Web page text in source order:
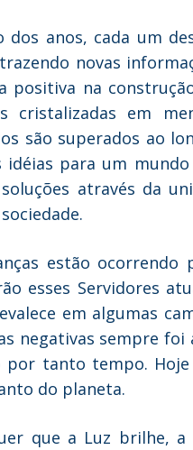
dos anos, cada um
novas
positiva na
cristalizadas em
são superados ao
idéias para um
soluções através da
estão
esses Servidores
em algumas
negativas sempre
por tanto tempo.
do planeta.
que a Luz brilhe, a